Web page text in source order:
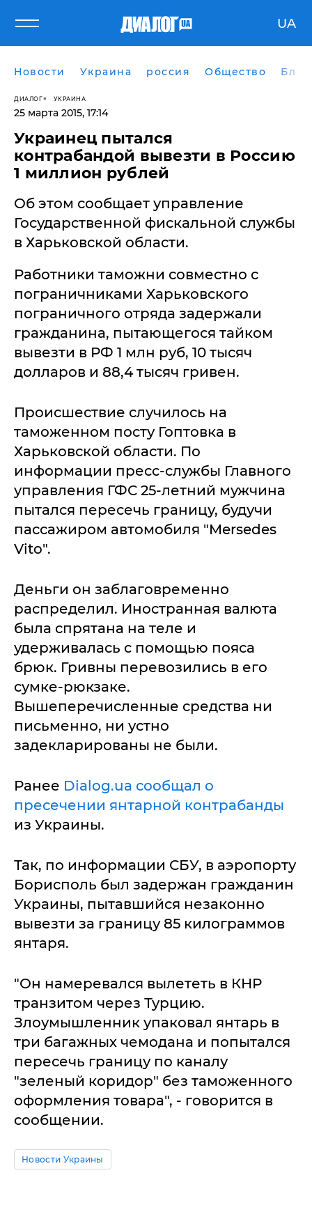
UA
Новости Украина россия Общество
ДИАЛОГ УКРАИНА
25 марта 2015, 17:14
Украинец пытался
контрабандой вывезти в Россию
1 миллион рублей
Об этом сообщает управление
Государственной фискальной службы
в Харьковской области.
Работники таможни совместно с
пограничниками Харьковского
пограничного отряда задержали
гражданина, пытающегося тайком
вывезти в РФ 1 млн руб, 10 тысяч
долларов и 88,4 тысяч гривен.
Происшествие случилось на
таможенном посту Гоптовка в
Харьковской области. По
информации пресс-службы Главного
управления ГФС 25-летний мужчина
пытался пересечь границу, будучи
пассажиром автомобиля "Mersedes
Vito".
Деньги он заблаговременно
распределил. Иностранная валюта
была спрятана на теле и
удерживалась с помощью пояса
брюк. Гривны перевозились в его
сумке-рюкзаке.
Вышеперечисленные средства ни
письменно, ни устно
задекларированы не были.
Ранее Dialog.ua сообщал о
пресечении янтарной контрабанды
из Украины.
Так, по информации СБУ, в аэропорту
Борисполь был задержан гражданин
Украины, пытавшийся незаконно
вывезти за границу 85 килограммов
янтаря.
"Он намеревался вылететь в КНР
транзитом через Турцию.
Злоумышленник упаковал янтарь в
три багажных чемодана и попытался
пересечь границу по каналу
"зеленый коридор" без таможенного
оформления товара", - говорится в
сообщении.
Новости Украины